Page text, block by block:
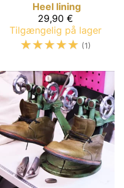
Heel lining
29,90 €
Tilgængelig på lager
☆☆☆☆☆ (1)